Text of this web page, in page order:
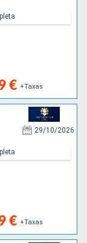
€ +Taxas
29/10/2026
€ +Taxas